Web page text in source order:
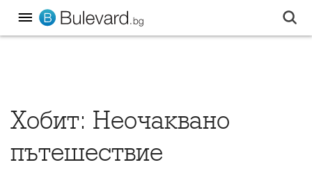
Хобит: Неочаквано
пътешествие